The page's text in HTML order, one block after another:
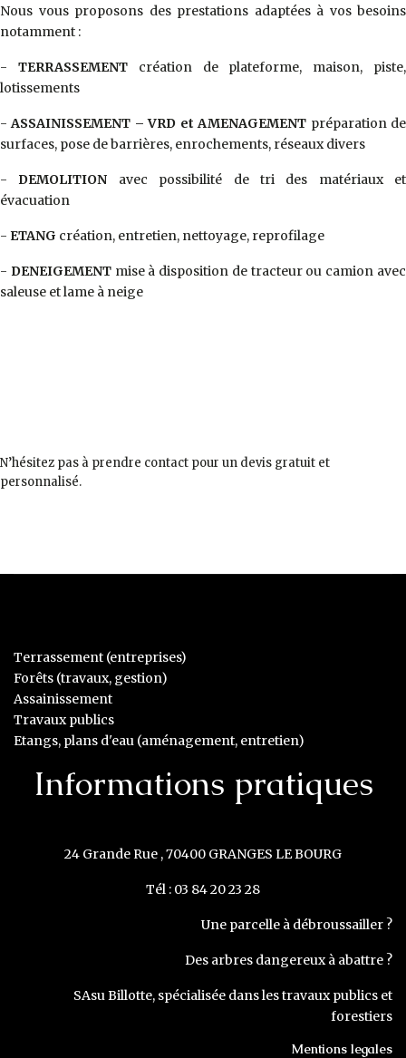
Nous vous proposons des prestations adaptées à vos besoins
notamment :
- TERRASSEMENTcréation de plateforme, maison, piste,
lotissements
-ASSAINISSEMENT – VRD et AMENAGEMENT préparation de
surfaces, pose de barrières, enrochements, réseaux divers
- DEMOLITION avec possibilité de tri des matériaux et
évacuation
- ETANG création, entretien, nettoyage, reprofilage
- DENEIGEMENTmise à disposition de tracteur ou camion avec
saleuse et lame à neige
N’hésitez pas à prendre contact pour un devis gratuit et
personnalisé.
Terrassement (entreprises)
Forêts (travaux, gestion)
Assainissement
Travaux publics
Etangs, plans d'eau (aménagement, entretien)
Informations pratiques
24 Grande Rue , 70400 GRANGES LE BOURG
Tél : 03 84 20 23 28
Une parcelle à débroussailler ?
Des arbres dangereux à abattre ?
SAsu Billotte, spécialisée dans les travaux publics et
forestiers
Mentions legales